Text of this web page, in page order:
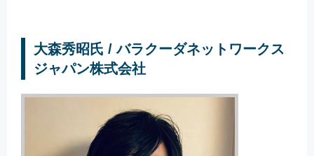
大森秀昭氏 / バラクーダネットワークス
ジャパン株式会社